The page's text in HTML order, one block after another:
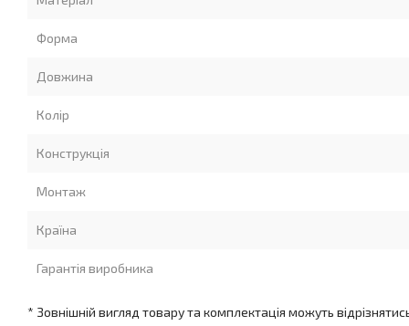
Форма
Довжина
Колір
Конструкція
Монтаж
Країна
Гарантія виробника
* Зовнішній вигляд товару та комплектація можуть